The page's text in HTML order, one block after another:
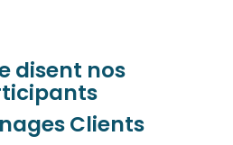
disent nos
Clients